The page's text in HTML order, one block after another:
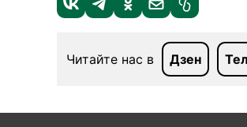
Читайте нас в Дзен